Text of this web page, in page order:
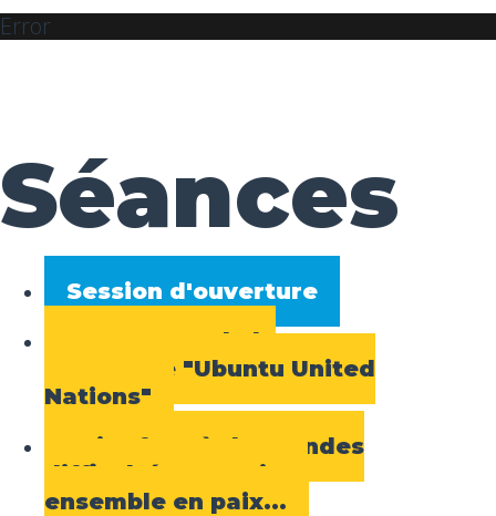
Error
Séances
Session d'ouverture
Lancement de la
campagne "Ubuntu United
Nations"
Faire face à de grandes
difficultés pour vivre
ensemble en paix...